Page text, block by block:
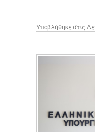
Υποβλήθηκε στις